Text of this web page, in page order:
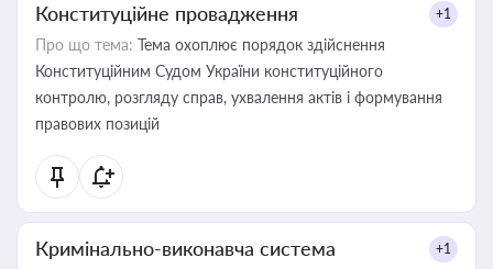
Конституційне провадження +1
Про що тема: Тема охоплює порядок здійснення
Конституційним Судом України конституційного
контролю, розгляду справ, ухвалення актів і формування
правових позицій
Кримінально-виконавча система +1